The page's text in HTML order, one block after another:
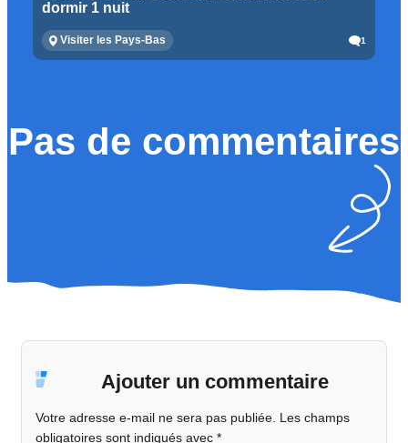
dormir 1 nuit
Visiter les Pays-Bas 1
Pas de commentaires
Ajouter un commentaire
Votre adresse e-mail ne sera pas publiée. Les champs
obligatoires sont indiqués avec *